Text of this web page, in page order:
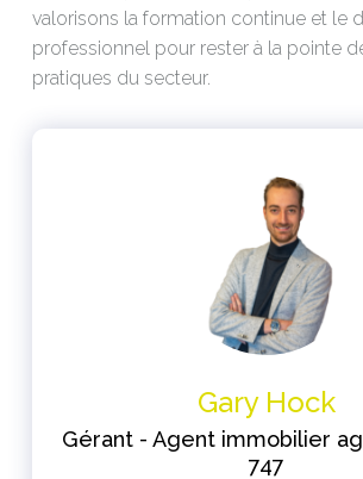
valorisons la formation continue et le
professionnel pour rester à la pointe
pratiques du secteur.
Gary Hock
Gérant - Agent immobilier
747